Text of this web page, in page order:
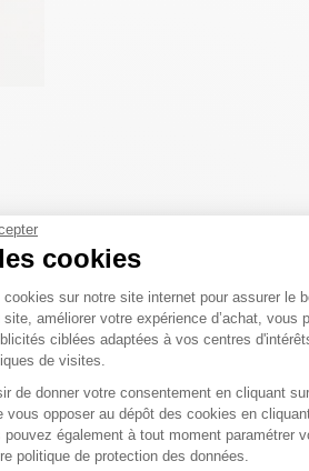
cookies
de Gestion du
sur notre site internet pour assurer le
améliorer votre expérience d’achat, vous
ciblées adaptées à vos centres
de visites.
de donner votre consentement en cliquant sur
vous opposer au dépôt des cookies en
également à tout moment paramétrer
politique de protection des données.